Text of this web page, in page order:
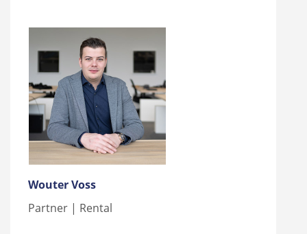
Wouter Voss
Partner | Rental